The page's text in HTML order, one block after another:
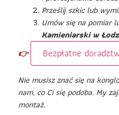
Prześlij szkic lub
Umów się na pomiar
Kamieniarski w
👉
Bezpłatne
Nie musisz znać się na
nam, co Ci się podoba. My
montaż.